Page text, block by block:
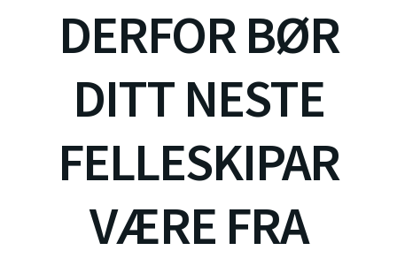
DERFOR BØR
DITT NESTE
FELLESKIPAR
VÆRE FRA